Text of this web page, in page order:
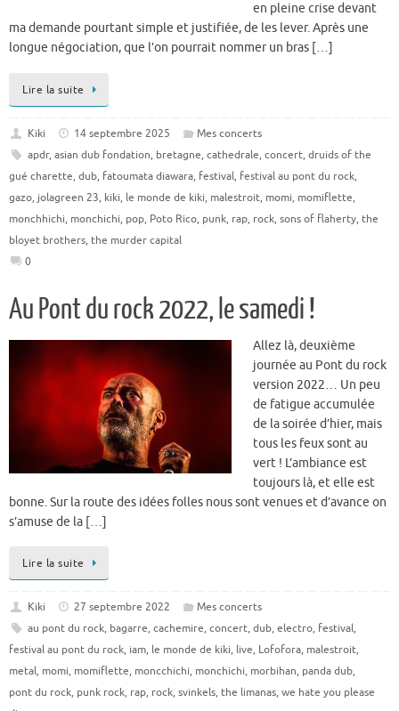
en pleine crise devant
ma demande pourtant simple et justifiée, de les lever. Après une
longue négociation, que l’on pourrait nommer un bras […]
Lire la suite
Kiki 14 septembre 2025
Mes concerts
apdr, asian dub fondation, bretagne, cathedrale, concert, druids of the
gué charette, dub, fatoumata diawara, festival, festival au pont du rock,
gazo, jolagreen 23, kiki, le monde de kiki, malestroit, momi, momiflette,
monchhichi, monchichi, pop, Poto Rico, punk, rap, rock, sons of flaherty, the
bloyet brothers, the murder capital
0
Au Pont du rock 2022, le samedi !
Allez là, deuxième
journée au Pont du rock
version 2022… Un peu
de fatigue accumulée
de la soirée d’hier, mais
tous les feux sont au
vert ! L’ambiance est
toujours là, et elle est
bonne. Sur la route des idées folles nous sont venues et d’avance on
s’amuse de la […]
Lire la suite
Kiki 27 septembre 2022
Mes concerts
au pont du rock, bagarre, cachemire, concert, dub, electro, festival,
festival au pont du rock, iam, le monde de kiki, live, Lofofora, malestroit,
metal, momi, momiflette, moncchichi, monchichi, morbihan, panda dub,
pont du rock, punk rock, rap, rock, svinkels, the limanas, we hate you please